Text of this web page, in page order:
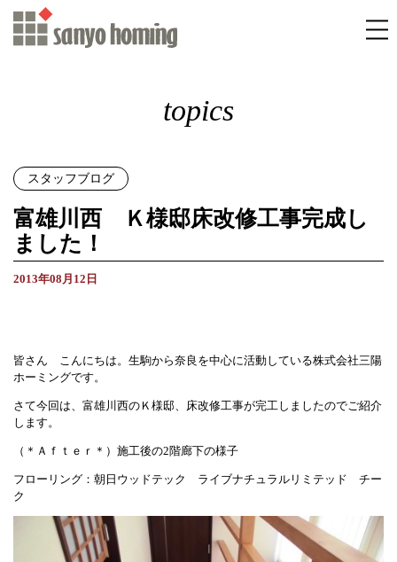
topics
スタッフブログ
富雄川西 Ｋ様邸床改修工事完成し
ました！
2013年08月12日
皆さん こんにちは。生駒から奈良を中心に活動している株式会社三陽
ホーミングです。
さて今回は、富雄川西のＫ様邸、床改修工事が完工しましたのでご紹介
します。
（＊Ａｆｔｅｒ＊）施工後の2階廊下の様子
フローリング：朝日ウッドテック ライブナチュラルリミテッド チー
ク